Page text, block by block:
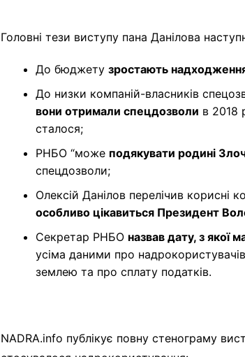
Головні тези виступу пана Данілова
До бюджетузростають
До низки компаній-власників
вони отримали спецдозволи в 2018
сталося;
РНБО “може подякувати родині
спецдозволи;
Олексій Данілов перелічив корисні
особливо цікавиться Президент
Секретар РНБО назвав дату, з якої
усіма даними про
землею та про сплату податків.
NADRA.info публікує повну стенограму